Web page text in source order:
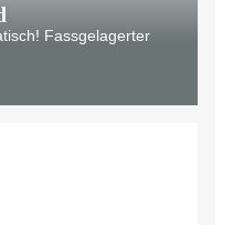
Fassgelagerter